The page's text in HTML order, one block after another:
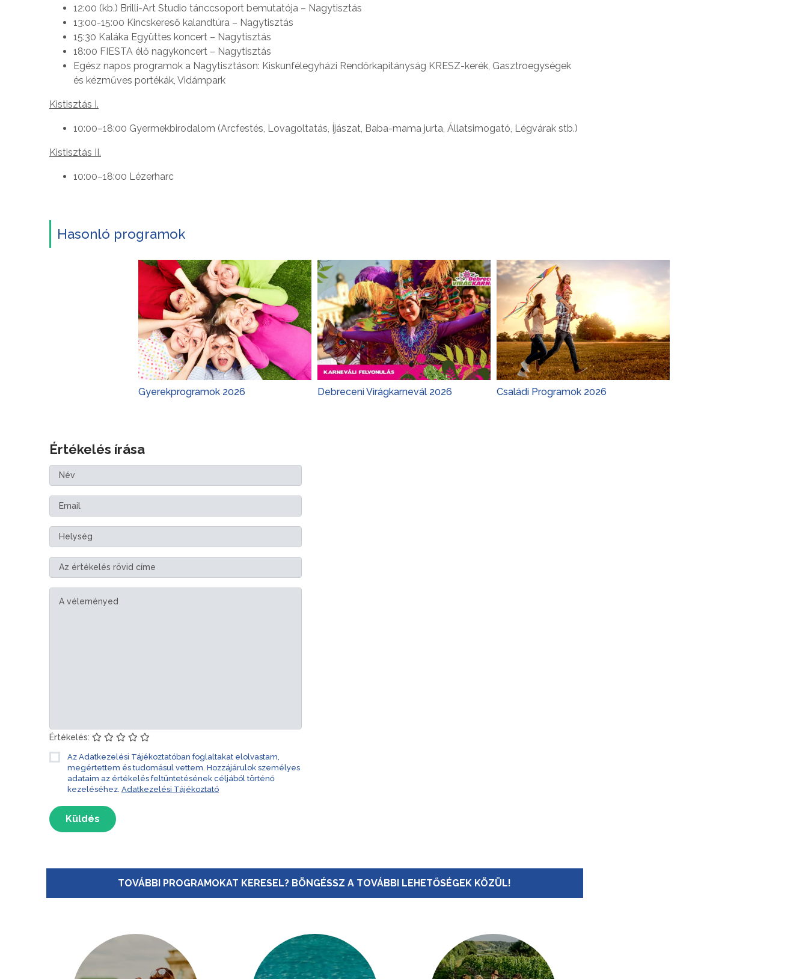
12:00 (kb.) Brilli-Art Studio tánccsoport bemutatója – Nagytisztás
13:00-15:00 Kincskereső kalandtúra – Nagytisztás
15:30 Kaláka Együttes koncert – Nagytisztás
18:00 FIESTA élő nagykoncert – Nagytisztás
Egész napos programok a Nagytisztáson: Kiskunfélegyházi Rendőrkapitányság KRESZ-kerék, Gasztroegységek
és kézműves portékák, Vidámpark
Kistisztás I.
10:00–18:00 Gyermekbirodalom (Arcfestés, Lovagoltatás, Íjászat, Baba-mama jurta, Állatsimogató, Légvárak stb.)
Kistisztás II.
10:00–18:00 Lézerharc
Hasonló programok
Gyerekprogramok 2026 Debreceni Virágkarnevál 2026 Családi Programok 2026
Értékelés írása
Értékelés:
Az Adatkezelési Tájékoztatóban foglaltakat elolvastam,
megértettem és tudomásul vettem. Hozzájárulok személyes
adataim az értékelés feltüntetésének céljából történő
kezeléséhez. Adatkezelési Tájékoztató
Küldés
TOVÁBBI PROGRAMOKAT KERESEL? BÖNGÉSSZ A TOVÁBBI LEHETŐSÉGEK KÖZÜL!